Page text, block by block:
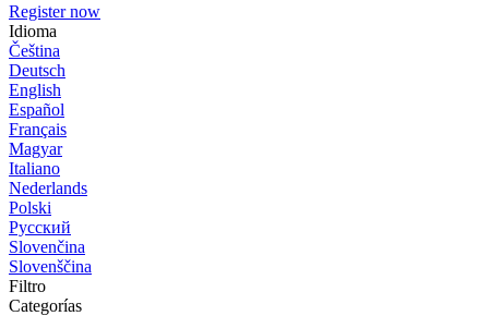
Register now
Idioma
Čeština
Deutsch
English
Español
Français
Magyar
Italiano
Nederlands
Polski
Русский
Slovenčina
Slovenščina
Filtro
Categorías